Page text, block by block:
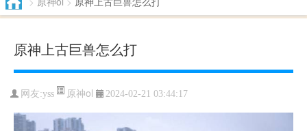
原神上古巨兽怎么打
网友:yss 原神ol 2024-02-21 03:44:17